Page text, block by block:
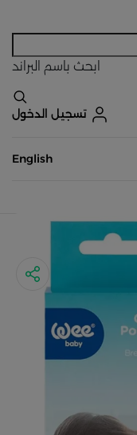
ابحث باسم البراند
تسجيل الدخول
English